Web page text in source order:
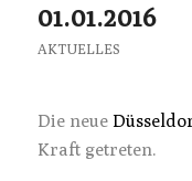
01.01.2016
AKTUELLES
Die neue
Kraft getreten.